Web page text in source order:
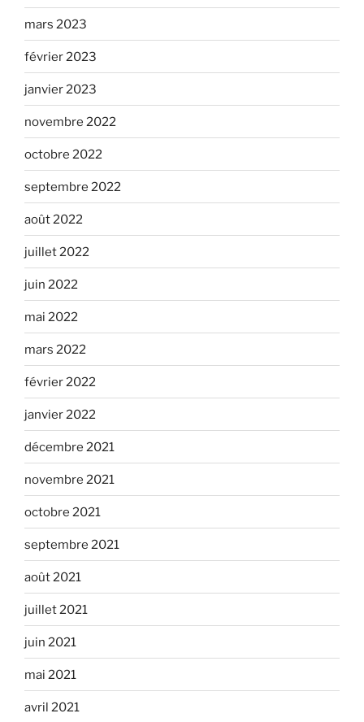
mars 2023
février 2023
janvier 2023
novembre 2022
octobre 2022
septembre 2022
août 2022
juillet 2022
juin 2022
mai 2022
mars 2022
février 2022
janvier 2022
décembre 2021
novembre 2021
octobre 2021
septembre 2021
août 2021
juillet 2021
juin 2021
mai 2021
avril 2021